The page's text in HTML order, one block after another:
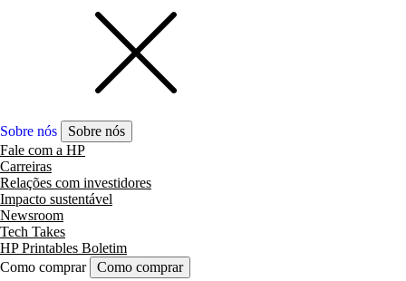
Sobre nós
Sobre nós
Fale com a HP
Carreiras
Relações com investidores
Impacto sustentável
Newsroom
Tech Takes
HP Printables Boletim
Como comprar
Como comprar